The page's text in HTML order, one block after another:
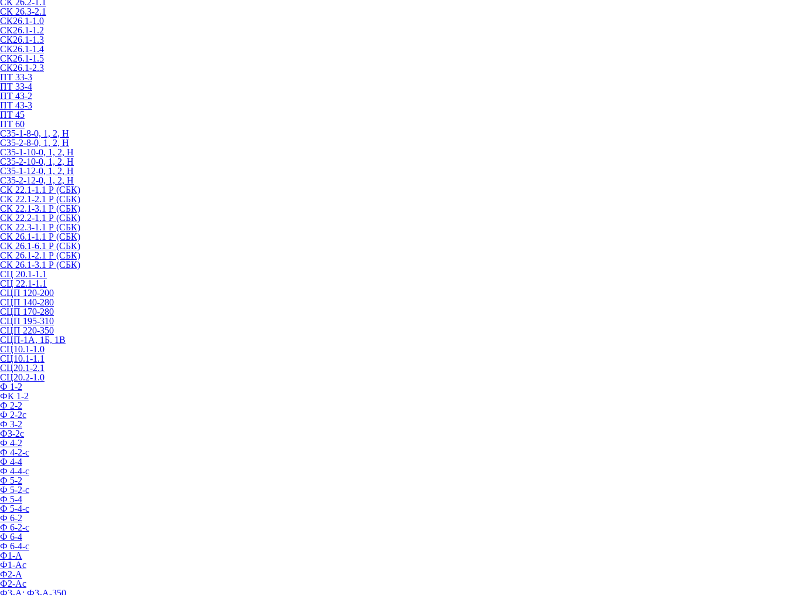
СК 26.2-1.1
СК 26.3-2.1
СК26.1-1.0
СК26.1-1.2
СК26.1-1.3
СК26.1-1.4
СК26.1-1.5
СК26.1-2.3
ПТ 33-3
ПТ 33-4
ПТ 43-2
ПТ 43-3
ПТ 45
ПТ 60
С35-1-8-0, 1, 2, Н
С35-2-8-0, 1, 2, Н
С35-1-10-0, 1, 2, Н
С35-2-10-0, 1, 2, Н
С35-1-12-0, 1, 2, Н
С35-2-12-0, 1, 2, Н
СК 22.1-1.1 Р (СБК)
СК 22.1-2.1 Р (СБК)
СК 22.1-3.1 Р (СБК)
СК 22.2-1.1 Р (СБК)
СК 22.3-1.1 Р (СБК)
СК 26.1-1.1 Р (СБК)
СК 26.1-6.1 Р (СБК)
СК 26.1-2.1 Р (СБК)
СК 26.1-3.1 Р (СБК)
СЦ 20.1-1.1
СЦ 22.1-1.1
СЦП 120-200
СЦП 140-280
СЦП 170-280
СЦП 195-310
СЦП 220-350
СЦП-1А, 1Б, 1В
СЦ10.1-1.0
СЦ10.1-1.1
СЦ20.1-2.1
СЦ20.2-1.0
Ф 1-2
ФК 1-2
Ф 2-2
Ф 2-2с
Ф 3-2
Ф3-2с
Ф 4-2
Ф 4-2-с
Ф 4-4
Ф 4-4-с
Ф 5-2
Ф 5-2-с
Ф 5-4
Ф 5-4-с
Ф 6-2
Ф 6-2-с
Ф 6-4
Ф 6-4-с
Ф1-А
Ф1-Ас
Ф2-А
Ф2-Ас
Ф3-А; Ф3-А-350